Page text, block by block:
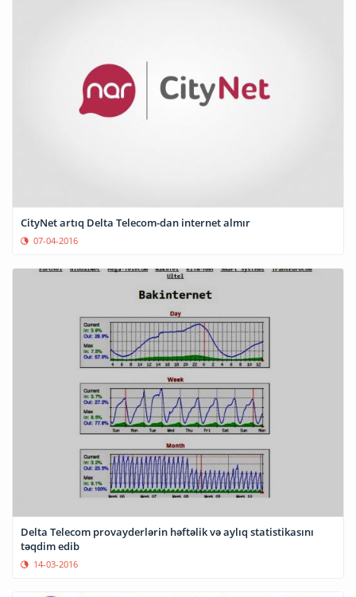
CityNet artıq Delta Telecom-dan internet almır
07-04-2016
Delta Telecom provayderlərin həftəlik və aylıq statistikasını
təqdim edib
14-03-2016